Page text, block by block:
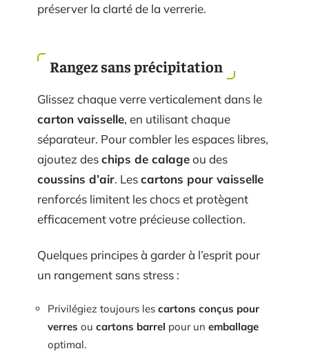
préserver la clarté de la verrerie.
Rangez sans précipitation
Glissez chaque verre verticalement dans le
carton vaisselle, en utilisant chaque
séparateur. Pour combler les espaces libres,
ajoutez deschips de calageou des
coussins d’air. Lescartons pour vaisselle
renforcés limitent les chocs et protègent
efficacement votre précieuse collection.
Quelques principes à garder à l’esprit pour
un rangement sans stress :
Privilégiez toujours les cartons conçus pour
verres ou cartons barrel pour un emballage
optimal.